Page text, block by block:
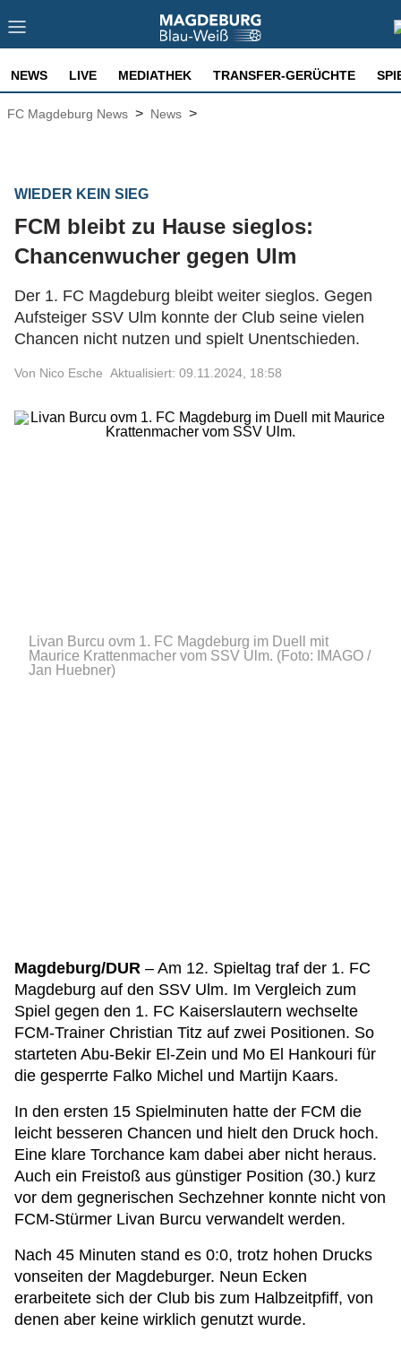
NEWS LIVE MEDIATHEK TRANSFER-GERÜCHTE
FC Magdeburg News > News >
WIEDER KEIN SIEG
FCM bleibt zu Hause sieglos:
Chancenwucher gegen Ulm
Der 1. FC Magdeburg bleibt weiter sieglos. Gegen
Aufsteiger SSV Ulm konnte der Club seine vielen
Chancen nicht nutzen und spielt Unentschieden.
Von Nico Esche Aktualisiert: 09.11.2024, 18:58
Livan Burcu ovm 1. FC Magdeburg im Duell mit
Maurice Krattenmacher vom SSV Ulm. (Foto: IMAGO /
Jan Huebner)
Magdeburg/DUR – Am 12. Spieltag traf der 1. FC
Magdeburg auf den SSV Ulm. Im Vergleich zum
Spiel gegen den 1. FC Kaiserslautern wechselte
FCM-Trainer Christian Titz auf zwei Positionen. So
starteten Abu-Bekir El-Zein und Mo El Hankouri für
die gesperrte Falko Michel und Martijn Kaars.
In den ersten 15 Spielminuten hatte der FCM die
leicht besseren Chancen und hielt den Druck hoch.
Eine klare Torchance kam dabei aber nicht heraus.
Auch ein Freistoß aus günstiger Position (30.) kurz
vor dem gegnerischen Sechzehner konnte nicht von
FCM-Stürmer Livan Burcu verwandelt werden.
Nach 45 Minuten stand es 0:0, trotz hohen Drucks
vonseiten der Magdeburger. Neun Ecken
erarbeitete sich der Club bis zum Halbzeitpfiff, von
denen aber keine wirklich genutzt wurde.